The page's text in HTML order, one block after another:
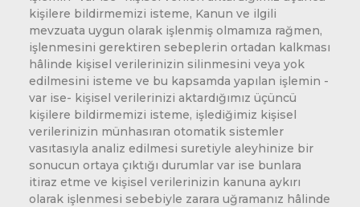
kişilere bildirmemizi isteme, Kanun ve ilgili
mevzuata uygun olarak işlenmiş olmamıza rağmen,
işlenmesini gerektiren sebeplerin ortadan kalkması
hâlinde kişisel verilerinizin silinmesini veya yok
edilmesini isteme ve bu kapsamda yapılan işlemin -
var ise- kişisel verilerinizi aktardığımız üçüncü
kişilere bildirmemizi isteme, işlediğimiz kişisel
verilerinizin münhasıran otomatik sistemler
vasıtasıyla analiz edilmesi suretiyle aleyhinize bir
sonucun ortaya çıktığı durumlar var ise bunlara
itiraz etme ve kişisel verilerinizin kanuna aykırı
olarak işlenmesi sebebiyle zarara uğramanız hâlinde